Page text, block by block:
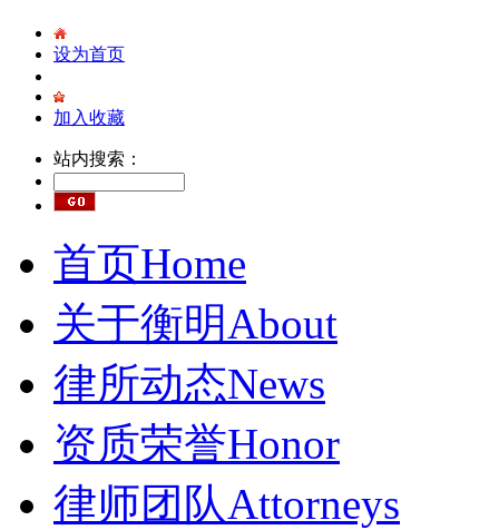
设为首页
加入收藏
站内搜索：
首页Home
关于衡明About
律所动态News
资质荣誉Honor
律师团队Attorneys